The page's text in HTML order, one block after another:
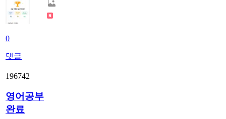
0
댓글
196742
영어공부
완료